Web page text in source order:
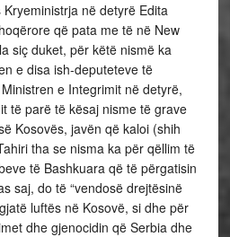
në detyrë Edita
që pata me të në New
siç duket, për këtë nismë ka
e disa ish-deputeteve të
e Integrimit në detyrë,
të parë të kësaj nisme të grave
Kosovës, javën që kaloi (shih
tha se nisma ka për qëllim të
të Bashkuara që të përgatisin
saj, do të “vendosë drejtësinë
luftës në Kosovë, si dhe për
dhe gjenocidin që Serbia dhe